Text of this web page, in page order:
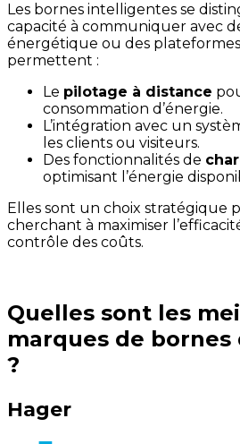
Les bornes intelligentes se
capacité à communiquer avec
énergétique ou des
permettent :
Le pilotage à distance
consommation d’énergie.
L’intégration avec un
les clients ou visiteurs.
Des fonctionnalités de
optimisant l’énergie
Elles sont un choix stratégique
cherchant à maximiser
contrôle des coûts.
Quelles sont les
marques de bornes
?
Hager